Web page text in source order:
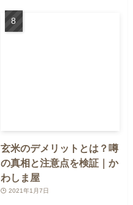
玄米のデメリットとは？噂
の真相と注意点を検証｜か
わしま屋
2021年1月7日